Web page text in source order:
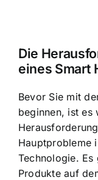
Die
eines Smart
Bevor Sie mit
beginnen, ist es
Hauptprobleme
Technologie. Es
Produkte auf